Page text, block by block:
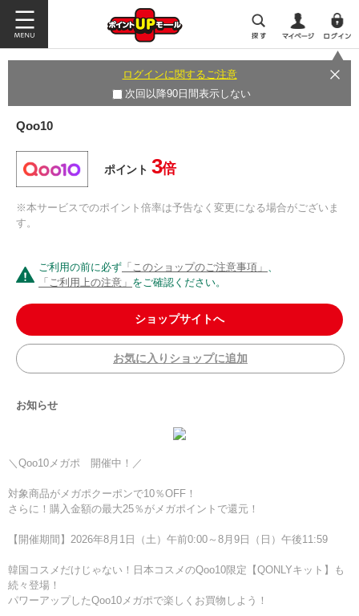
ログインに関するご注意
次回以降90日間表示しない
Qoo10
ポイント 3倍
※本サービスでのポイント倍率は予告なく変更になる場合がございま
す。
ご利用の前に必ず 「このショップのご注意事項」 、
「ご利用上の注意」 をご確認ください。
ショップサイトへ
お気に入りショップに追加
お知らせ
＼Qoo10メガポ 開催中！／
対象商品がメガポクーポンで10％OFF！
さらに！購入金額の最大25％がメガポイントで還元！
【開催期間】2026年8月1日（土）午前0:00～8月9日（日）午後11:59
韓国コスメだけじゃない！日本コスメのQoo10限定【QONLYキット】も
続々登場！
パワーアップしたQoo10メガポで楽しくお買物しよう！